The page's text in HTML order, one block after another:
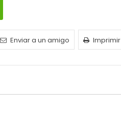
Enviar a un amigo Imprimir